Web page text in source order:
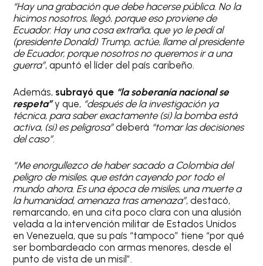
“Hay una grabación que debe hacerse pública. No la
hicimos nosotros, llegó, porque eso proviene de
Ecuador. Hay una cosa extraña, que yo le pedí al
(presidente Donald) Trump, actúe, llame al presidente
de Ecuador, porque nosotros no queremos ir a una
guerra”, apuntó el líder del país caribeño.
Además, subrayó que “la soberanía nacional se
respeta”y que, “después de la investigación ya
técnica, para saber exactamente (si) la bomba está
activa, (si) es peligrosa”deberá “tomar las decisiones
del caso”.
“Me enorgullezco de haber sacado a Colombia del
peligro de misiles, que están cayendo por todo el
mundo ahora. Es una época de misiles, una muerte a
la humanidad, amenaza tras amenaza”, destacó,
remarcando, en una cita poco clara con una alusión
velada a la intervención militar de Estados Unidos
en Venezuela, que su país “tampoco” tiene “por qué
ser bombardeado con armas menores, desde el
punto de vista de un misil”.